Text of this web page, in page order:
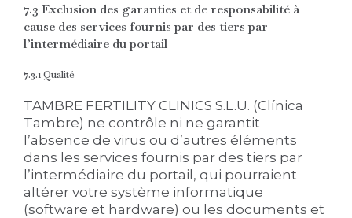
7.3 Exclusion des garanties et de responsabilité à
cause des services fournis par des tiers par
l’intermédiaire du portail
7.3.1 Qualité
TAMBRE FERTILITY CLINICS S.L.U. (Clínica
Tambre) ne contrôle ni ne garantit
l’absence de virus ou d’autres éléments
dans les services fournis par des tiers par
l’intermédiaire du portail, qui pourraient
altérer votre système informatique
(software et hardware) ou les documents et